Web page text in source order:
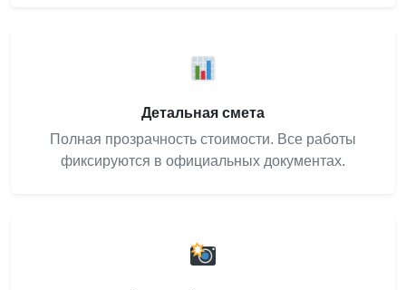
Детальная смета
Полная прозрачность стоимости. Все работы
фиксируются в официальных документах.